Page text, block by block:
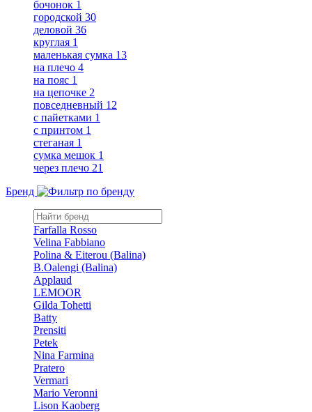
бочонок 1
городской 30
деловой 36
круглая 1
маленькая сумка 13
на плечо 4
на пояс 1
на цепочке 2
повседневный 12
с пайетками 1
с принтом 1
стеганая 1
сумка мешок 1
через плечо 21
Бренд
Farfalla Rosso
Velina Fabbiano
Polina & Eiterou (Balina)
B.Oalengi (Balina)
Applaud
LEMOOR
Gilda Tohetti
Batty
Prensiti
Petek
Nina Farmina
Pratero
Vermari
Mario Veronni
Lison Kaoberg